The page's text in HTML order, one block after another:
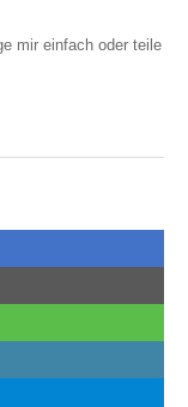
mir einfach oder teile